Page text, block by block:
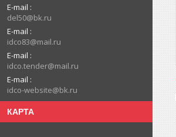
E-mail
del50@bk.ru
E-mail
idco83@mail.ru
E-mail
idco.tender@mail.ru
E-mail
idco-website@bk.ru
КАРТА